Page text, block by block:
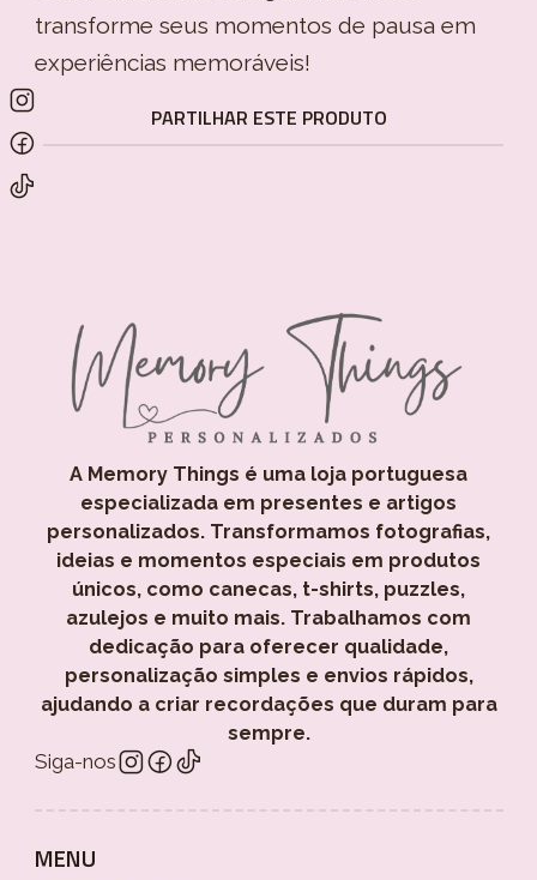
transforme seus momentos de pausa em
experiências memoráveis!
PARTILHAR ESTE PRODUTO
A Memory Things é uma loja portuguesa
especializada em presentes e artigos
personalizados. Transformamos fotografias,
ideias e momentos especiais em produtos
únicos, como canecas, t-shirts, puzzles,
azulejos e muito mais. Trabalhamos com
dedicação para oferecer qualidade,
personalização simples e envios rápidos,
ajudando a criar recordações que duram para
sempre.
Siga-nos
MENU